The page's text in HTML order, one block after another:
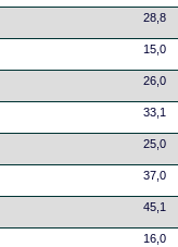
28,8
15,0
26,0
33,1
25,0
37,0
45,1
16,0